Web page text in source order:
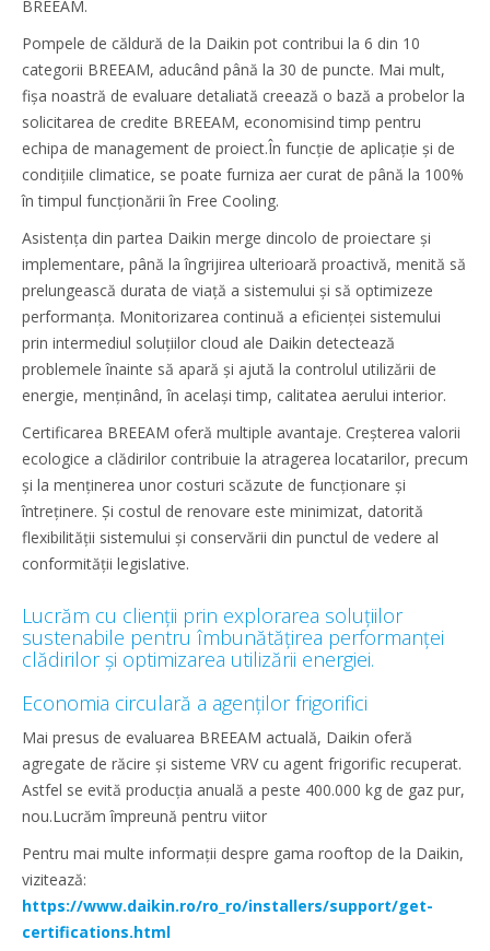
BREEAM.
Pompele de căldură de la Daikin pot contribui la 6 din 10
categorii BREEAM, aducând până la 30 de puncte. Mai mult,
fișa noastră de evaluare detaliată creează o bază a probelor la
solicitarea de credite BREEAM, economisind timp pentru
echipa de management de proiect.În funcție de aplicație și de
condițiile climatice, se poate furniza aer curat de până la 100%
în timpul funcționării în Free Cooling.
Asistența din partea Daikin merge dincolo de proiectare și
implementare, până la îngrijirea ulterioară proactivă, menită să
prelungească durata de viață a sistemului și să optimizeze
performanța. Monitorizarea continuă a eficienței sistemului
prin intermediul soluțiilor cloud ale Daikin detectează
problemele înainte să apară și ajută la controlul utilizării de
energie, menținând, în același timp, calitatea aerului interior.
Certificarea BREEAM oferă multiple avantaje. Creșterea valorii
ecologice a clădirilor contribuie la atragerea locatarilor, precum
și la menținerea unor costuri scăzute de funcționare și
întreținere. Și costul de renovare este minimizat, datorită
flexibilității sistemului și conservării din punctul de vedere al
conformității legislative.
Lucrăm cu clienții prin explorarea soluțiilor
sustenabile pentru îmbunătățirea performanței
clădirilor și optimizarea utilizării energiei.
Economia circulară a agenților frigorifici
Mai presus de evaluarea BREEAM actuală, Daikin oferă
agregate de răcire și sisteme VRV cu agent frigorific recuperat.
Astfel se evită producția anuală a peste 400.000 kg de gaz pur,
nou.Lucrăm împreună pentru viitor
Pentru mai multe informații despre gama rooftop de la Daikin,
vizitează:
https://www.daikin.ro/ro_ro/installers/support/get-
certifications.html